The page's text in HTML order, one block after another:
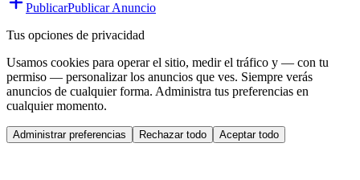
PublicarPublicar Anuncio
Tus opciones de privacidad
Usamos cookies para operar el sitio, medir el tráfico y — con tu
permiso — personalizar los anuncios que ves. Siempre verás
anuncios de cualquier forma. Administra tus preferencias en
cualquier momento.
Administrar preferencias Rechazar todo Aceptar todo